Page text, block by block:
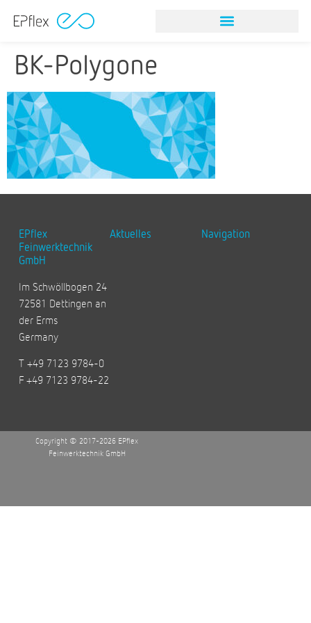
BK-Polygone
EPflex
Feinwerktechnik
GmbH
Im Schwöllbogen 24
72581 Dettingen an
der Erms
Germany
T +49 7123 9784-0
F +49 7123 9784-22
Aktuelles Navigation
Copyright © 2017-2026 EPflex
Feinwerktechnik GmbH